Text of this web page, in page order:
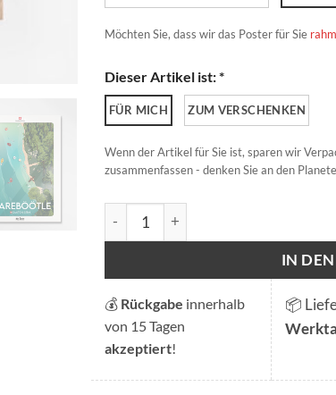
Möchten Sie, dass wir das Poster für Sie
Dieser Artikel ist: *
FÜR MICH ZUM VERSCHENKEN
Wenn der Artikel für Sie ist, sparen wir
zusammenfassen - denken Sie an den
Aareböötle Menge
IN
💰 Rückgabe innerhalb
von 15 Tagen
akzeptiert!
📦